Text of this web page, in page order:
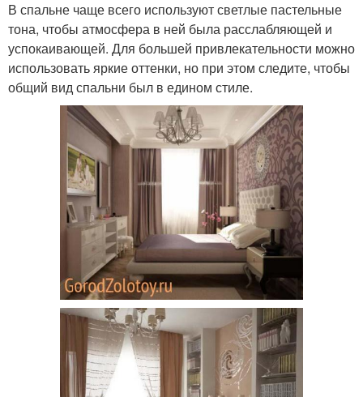
В спальне чаще всего используют светлые пастельные
тона, чтобы атмосфера в ней была расслабляющей и
успокаивающей. Для большей привлекательности можно
использовать яркие оттенки, но при этом следите, чтобы
общий вид спальни был в едином стиле.